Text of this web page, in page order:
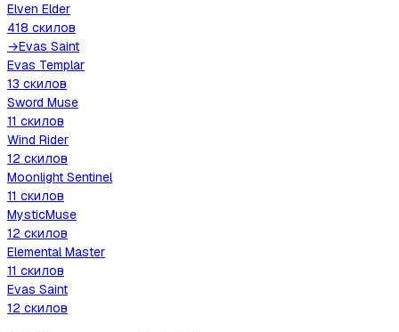
Elven Elder
418 скилов
→Evas Saint
Evas Templar
13 скилов
Sword Muse
11 скилов
Wind Rider
12 скилов
Moonlight Sentinel
11 скилов
MysticMuse
12 скилов
Elemental Master
11 скилов
Evas Saint
12 скилов